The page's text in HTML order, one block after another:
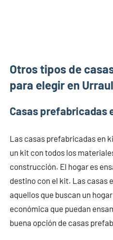
Otros tipos de
para elegir en
Casas prefabricadas
Las casas prefabricadas en
un kit con todos los
construcción. El hogar es
destino con el kit. Las casas
aquellos que buscan un
económica que puedan
buena opción de casas